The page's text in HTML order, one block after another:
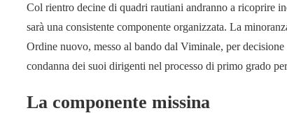
Col rientro decine di quadri rautiani andranno a ricoprire
sarà una consistente componente organizzata. La
Ordine nuovo, messo al bando dal Viminale, per
condanna dei suoi dirigenti nel processo di primo grado
La componente missina